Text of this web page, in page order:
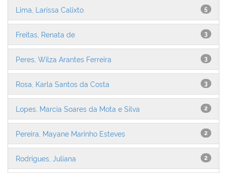
5
Lima, Larissa Calixto
3
Freitas, Renata de
3
Peres, Wilza Arantes Ferreira
3
Rosa, Karla Santos da Costa
2
Lopes, Marcia Soares da Mota e Silva
2
Pereira, Mayane Marinho Esteves
2
Rodrigues, Juliana